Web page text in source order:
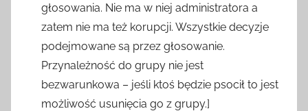
głosowania. Nie ma w niej administratora a
zatem nie ma też korupcji. Wszystkie decyzje
podejmowane są przez głosowanie.
Przynależność do grupy nie jest
bezwarunkowa – jeśli ktoś będzie psocił to jest
możliwość usunięcia go z grupy.]